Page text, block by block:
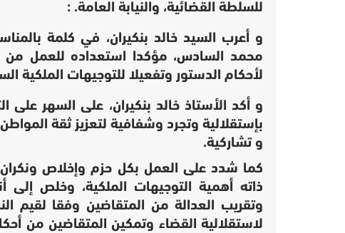
للسلطة القضائية، والنيابة العامة. :
و أعرب السيد خالد بنكيران، في كلمة
محمد السادس، مؤكدا استعداده للعمل
لأحكام الدستور وتفعيلا للتوجيهات الملكية
و أكد الأستاذ خالد بنكيران، على السهر
بإستقلالية وتجرد وشفافية لتعزيز ثقة
و تشاركية.
كما شدد على العمل بكل حزم وإخلاص
ذاته أهمية التوجيهات الملكية، وخلص
وتقريب العدالة من المتقاضين وفقا لقيم
لاستقلالية القضاء وتمكين المتقاضين من